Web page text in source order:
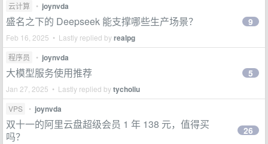
云计算
• joynvda
盛名之下的 Deepseek 能支撑哪些生产场景？
Feb 16, 2025 • Lastly replied byrealpg
9
程序员 • joynvda
大模型服务使用推荐
Jan 27, 2025 • Lastly replied bytycholiu
5
VPS • joynvda
双十一的阿里云盘超级会员 1 年 138 元，值得买
吗？
26